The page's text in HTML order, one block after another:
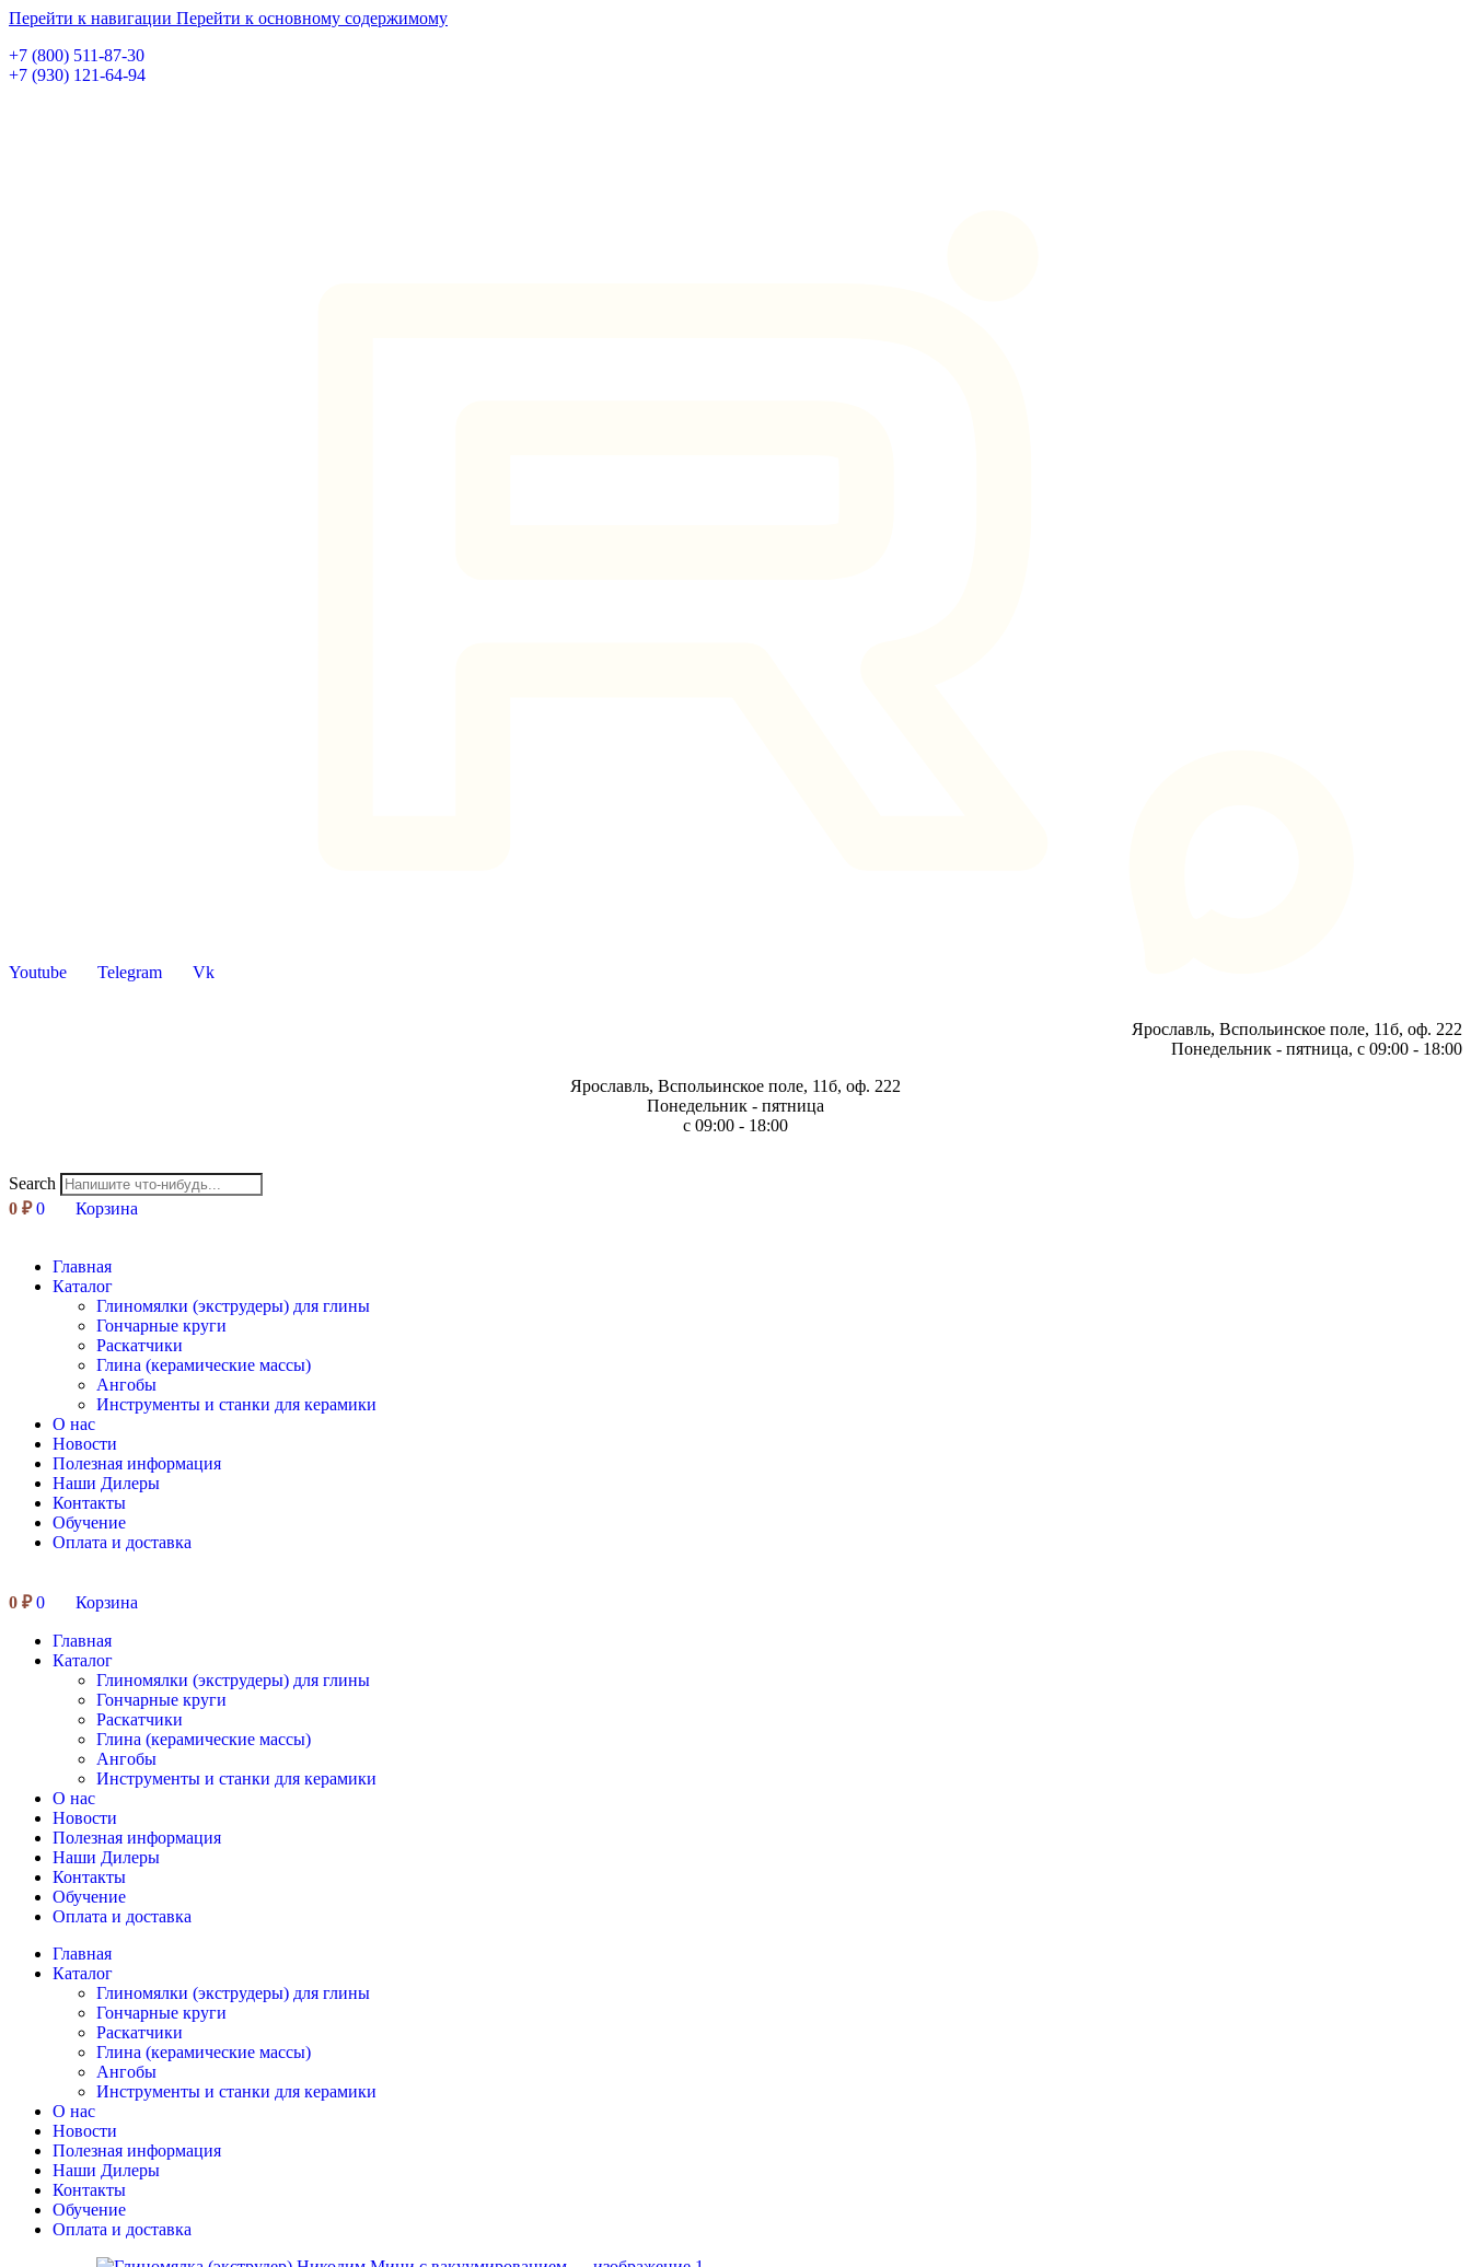
Перейти к навигации Перейти к основному содержимому
+7 (800) 511-87-30
+7 (930) 121-64-94
Youtube Telegram Vk
Ярославль, Вспольинское поле, 11б, оф. 222
Понедельник - пятница, с 09:00 - 18:00
Ярославль, Вспольинское поле, 11б, оф. 222
Понедельник - пятница
с 09:00 - 18:00
Search
0 ₽ 0 Корзина
Главная
Каталог
Глиномялки (экструдеры) для глины
Гончарные круги
Раскатчики
Глина (керамические массы)
Ангобы
Инструменты и станки для керамики
О нас
Новости
Полезная информация
Наши Дилеры
Контакты
Обучение
Оплата и доставка
0 ₽ 0 Корзина
Главная
Каталог
Глиномялки (экструдеры) для глины
Гончарные круги
Раскатчики
Глина (керамические массы)
Ангобы
Инструменты и станки для керамики
О нас
Новости
Полезная информация
Наши Дилеры
Контакты
Обучение
Оплата и доставка
Главная
Каталог
Глиномялки (экструдеры) для глины
Гончарные круги
Раскатчики
Глина (керамические массы)
Ангобы
Инструменты и станки для керамики
О нас
Новости
Полезная информация
Наши Дилеры
Контакты
Обучение
Оплата и доставка